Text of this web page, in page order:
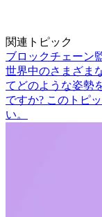
関連トピック
ブロックチェーン
世界中のさまざま
てどのような姿勢
ですか? このトピ
い。